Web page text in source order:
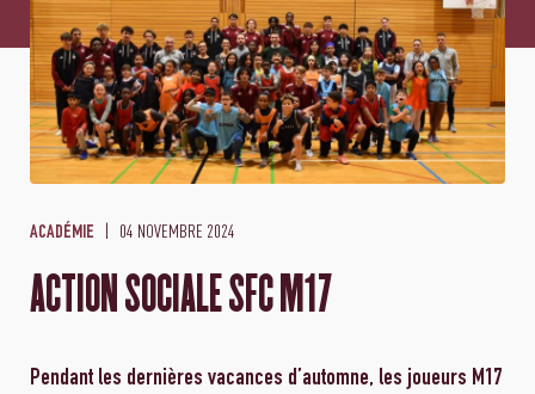
ACADÉMIE 04 NOVEMBRE 2024
ACTION SOCIALE SFC M17
Pendant les dernières vacances d’automne, les joueurs M17